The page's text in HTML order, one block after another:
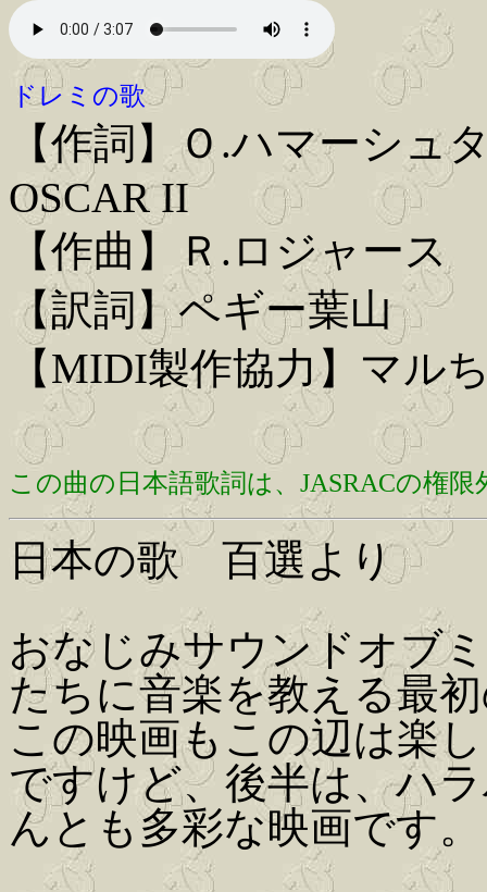
ドレミの歌
【作詞】Ｏ.ハマーシ
OSCAR II
【作曲】Ｒ.ロジャース
【訳詞】ペギー葉山
【MIDI製作協力】マル
この曲の日本語歌詞は、JASRACの権
日本の歌 百選より
おなじみサウンドオブ
たちに音楽を教える最
この映画もこの辺は楽
ですけど、後半は、ハ
んとも多彩な映画です。